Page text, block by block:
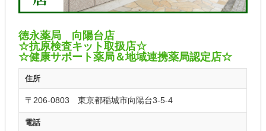
徳永薬局 向陽台店
☆抗原検査キット取扱店☆
☆健康サポート薬局＆地域連携薬局認定店☆
住所
〒206-0803 東京都稲城市向陽台3-5-4
電話